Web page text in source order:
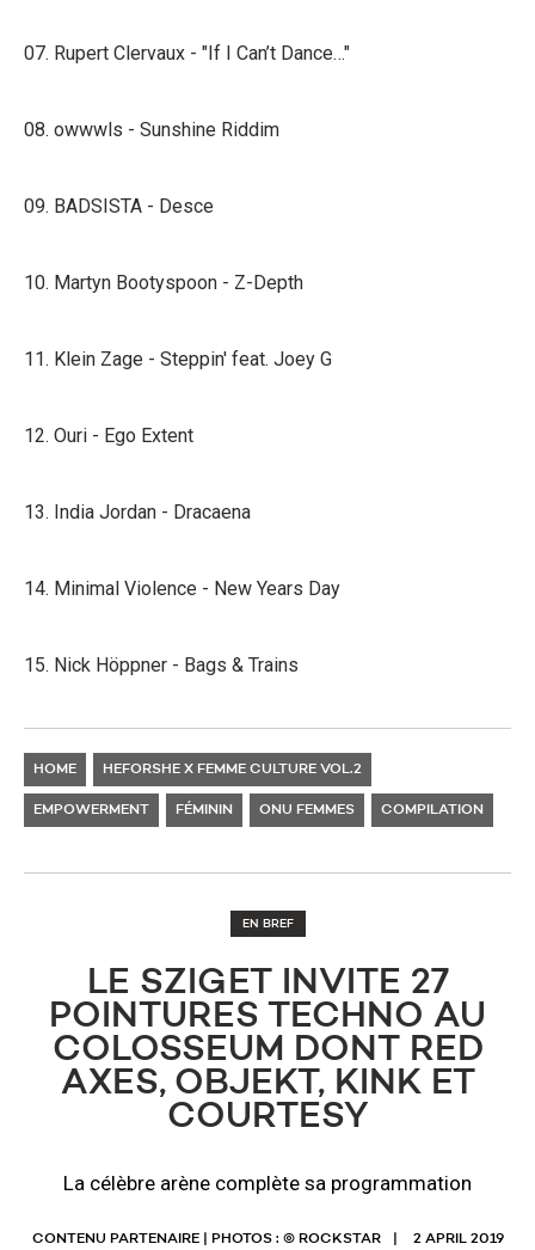
07. Rupert Clervaux - "If I Can’t Dance…"
08. owwwls - Sunshine Riddim
09. BADSISTA - Desce
10. Martyn Bootyspoon - Z-Depth
11. Klein Zage - Steppin' feat. Joey G
12. Ouri - Ego Extent
13. India Jordan - Dracaena
14. Minimal Violence - New Years Day
15. Nick Höppner - Bags & Trains
HOME HEFORSHE X FEMME CULTURE VOL.2
EMPOWERMENT FÉMININ ONU FEMMES COMPILATION
EN BREF
LE SZIGET INVITE 27
POINTURES TECHNO AU
COLOSSEUM DONT RED
AXES, OBJEKT, KINK ET
COURTESY
La célèbre arène complète sa programmation
CONTENU PARTENAIRE | PHOTOS : © ROCKSTAR 2 APRIL 2019